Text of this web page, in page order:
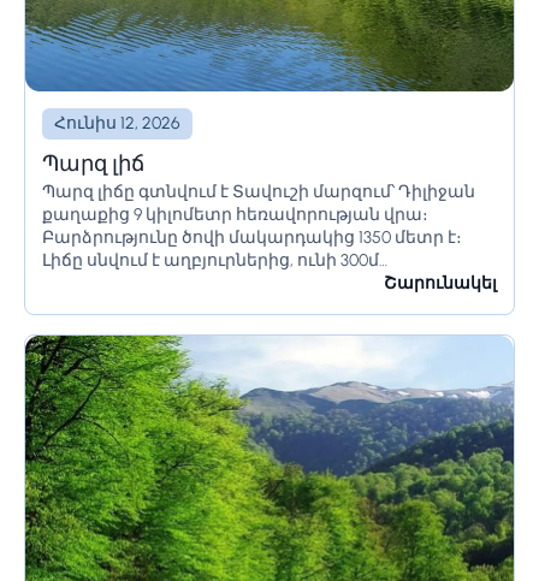
Հունիս 12, 2026
Պարզ լիճ
Պարզ լիճը գտնվում է Տավուշի մարզում՝ Դիլիջան
քաղաքից 9 կիլոմետր հեռավորության վրա։
Բարձրությունը ծովի մակարդակից 1350 մետր է։
Լիճը սնվում է աղբյուրներից, ունի 300մ
երկարություն և 100մ լայնություն։ ՄիջինՇարունակել